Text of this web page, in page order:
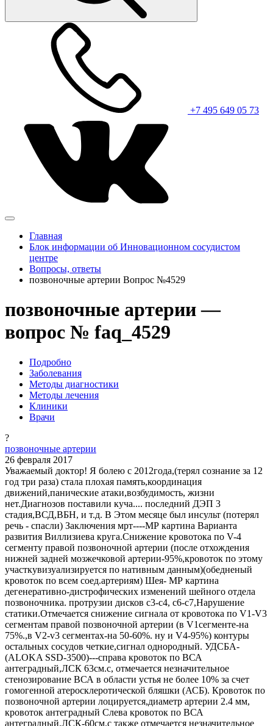
+7 495 649 05 73
Главная
Блок информации об Инновационном сосудистом
центре
Вопросы, ответы
позвоночные артерии Вопрос №4529
позвоночные артерии —
вопрос № faq_4529
Подробно
Заболевания
Методы диагностики
Методы лечения
Клиники
Врачи
?
позвоночные артерии
26 февраля 2017
Уважаемый доктор! Я болею с 2012года,(терял сознание за 12
год три раза) стала плохая память,координация
движений,панические атаки,возбудимость, жизни
нет.Диагнозов поставили куча.... последний ДЭП 3
стадия,ВСД,ВБН, и т.д. В Этом месяце был инсульт (потерял
речь - спасли) Заключения мрт----МР картина Варианта
развития Виллизиева круга.Снижение кровотока по V-4
сегменту правой позвоночной артерии (после отхождения
нижней задней мозжечковой артерии-95%,кровоток по этому
участкувизуализируется по нативным данным)(обедненый
кровоток по всем соед.артериям) Шея- МР картина
дегенеративно-дистрофических изменений шейного отдела
позвоночника. протрузии дисков с3-с4, с6-с7,Нарушение
статики.Отмечается снижение сигнала от кровотока по V1-V3
сегментам правой позвоночной артерии (в V1сегменте-на
75%.,в V2-v3 сегментах-на 50-60%. ну и V4-95%) контуры
остальных сосудов четкие,сигнал однородный. УДСБА-
(ALOKA SSD-3500)---справа кровоток по ВСА
антеградный,ЛСК 63см.с, отмечается незначительное
стенозирование ВСА в области устья не более 10% за счет
гомогенной атеросклеротической бляшки (АСБ). Кровоток по
позвоночной артерии лоцируется,диаметр артерии 2.4 мм,
кровоток антеградный Слева кровоток по ВСА
антеградный,ЛСК-60см.с также отмечается незначительное